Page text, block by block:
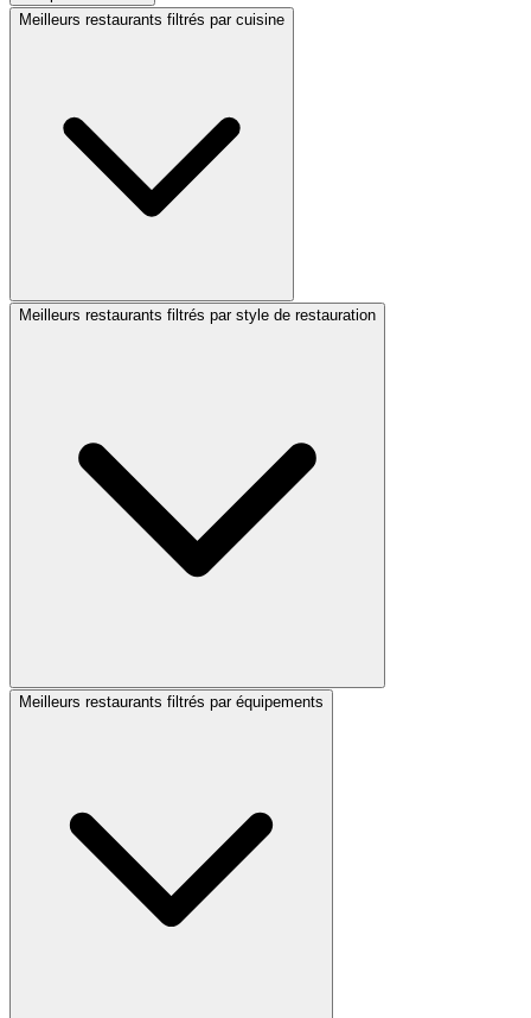
Meilleurs restaurants filtrés par cuisine
Meilleurs restaurants filtrés par style de restauration
Meilleurs restaurants filtrés par équipements